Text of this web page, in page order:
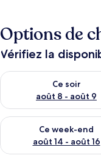
Options de
Vérifiez la
Ce soir
août 8 - août 9
Vérifier la disponibilité
Ce week-end
août 14 - août 16
Vérifier la disponibilité